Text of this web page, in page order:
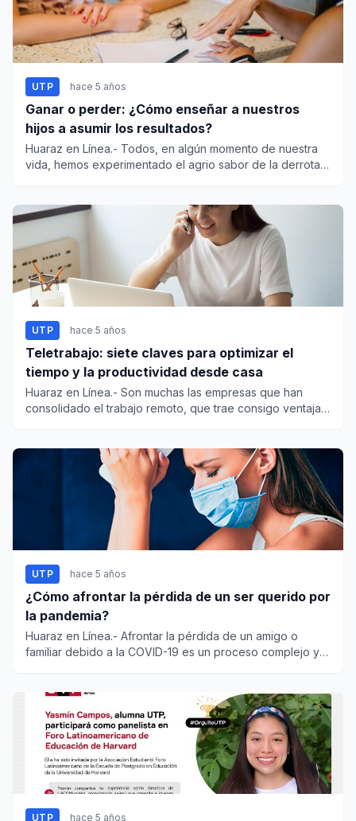
UTP hace 5 años
Ganar o perder: ¿Cómo enseñar a nuestros
hijos a asumir los resultados?
Huaraz en Línea.- Todos, en algún momento de nuestra
vida, hemos experimentado el agrio sabor de la derrota.
UTP hace 5 años
Teletrabajo: siete claves para optimizar el
tiempo y la productividad desde casa
Huaraz en Línea.- Son muchas las empresas que han
consolidado el trabajo remoto, que trae consigo ventajas
UTP hace 5 años
¿Cómo afrontar la pérdida de un ser querido por
la pandemia?
Huaraz en Línea.- Afrontar la pérdida de un amigo o
familiar debido a la COVID-19 es un proceso complejo y
UTP hace 5 años